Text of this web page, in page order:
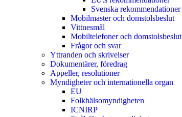
Svenska rekommendationer
Mobilmaster och domstolsbeslut
Vittnesmål
Mobiltelefoner och domstolsbeslut
Frågor och svar
Yttranden och skrivelser
Dokumentärer, föredrag
Appeller, resolutioner
Myndigheter och internationella organ
EU
Folkhälsomyndigheten
ICNIRP